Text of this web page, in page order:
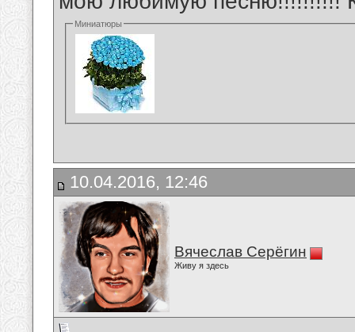
Миниатюры
10.04.2016, 12:46
Вячеслав Серёгин
Живу я здесь